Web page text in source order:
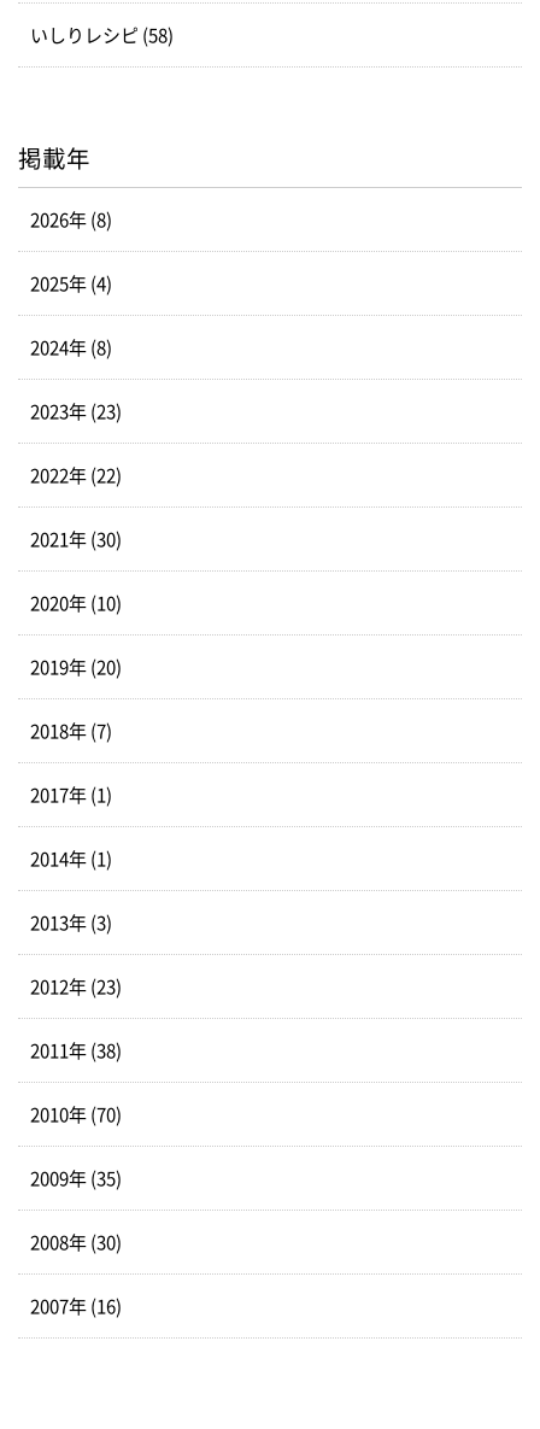
いしりレシピ (58)
掲載年
2026年 (8)
2025年 (4)
2024年 (8)
2023年 (23)
2022年 (22)
2021年 (30)
2020年 (10)
2019年 (20)
2018年 (7)
2017年 (1)
2014年 (1)
2013年 (3)
2012年 (23)
2011年 (38)
2010年 (70)
2009年 (35)
2008年 (30)
2007年 (16)